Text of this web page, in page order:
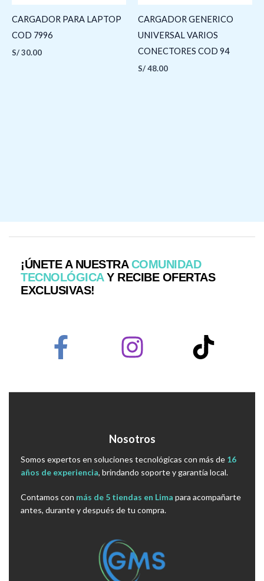
CARGADOR PARA LAPTOP
COD 7996
S/30.00
CARGADOR GENERICO
UNIVERSAL VARIOS
CONECTORES COD 94
S/48.00
¡ÚNETE A NUESTRACOMUNIDAD
TECNOLÓGICAY RECIBE OFERTAS
EXCLUSIVAS!
Nosotros
Somos expertos en soluciones tecnológicas con más de 16
años de experiencia, brindando soporte y garantía local.
Contamos con más de 5 tiendas en Lima para acompañarte
antes, durante y después de tu compra.